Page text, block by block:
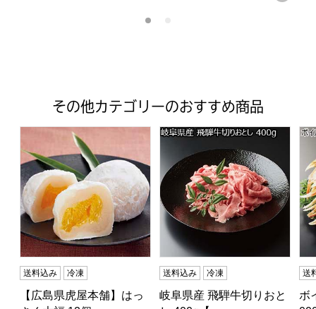
その他カテゴリーのおすすめ商品
【広島県虎屋本舗】はっさく大福 12個×1箱 (L3338)【サ
送料込み 冷凍
【広島県虎屋本舗】はっ
岐阜県産 飛騨牛切りおとし
送料込み 冷凍
岐阜県産 飛騨牛切りおと
ボ
送
ボ